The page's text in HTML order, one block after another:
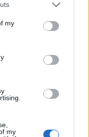
my
my
és a digitális
hangsúlyt kapott
amely egy adott
úton történő
akár diagnosztikai,
lehetségessé